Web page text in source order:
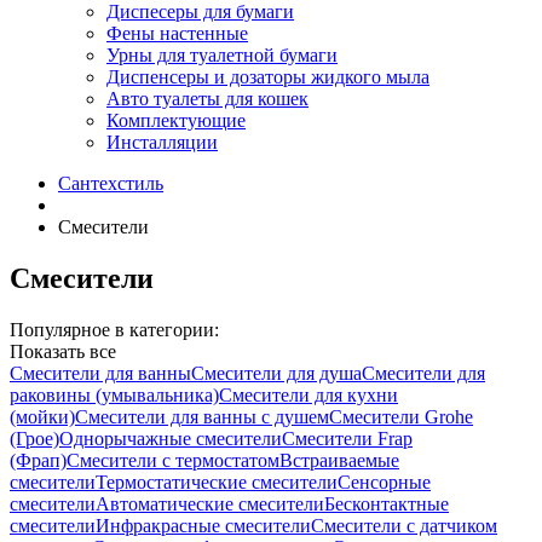
Диспесеры для бумаги
Фены настенные
Урны для туалетной бумаги
Диспенсеры и дозаторы жидкого мыла
Авто туалеты для кошек
Комплектующие
Инсталляции
Сантехстиль
Смесители
Смесители
Популярное в категории:
Показать все
Смесители для ванныСмесители для душаСмесители для
раковины (умывальника)Смесители для кухни
(мойки)Смесители для ванны с душемСмесители Grohe
(Грое)Однорычажные смесителиСмесители Frap
(Фрап)Смесители с термостатомВстраиваемые
смесителиТермостатические смесителиСенсорные
смесителиАвтоматические смесителиБесконтактные
смесителиИнфракрасные смесителиСмесители с датчиком